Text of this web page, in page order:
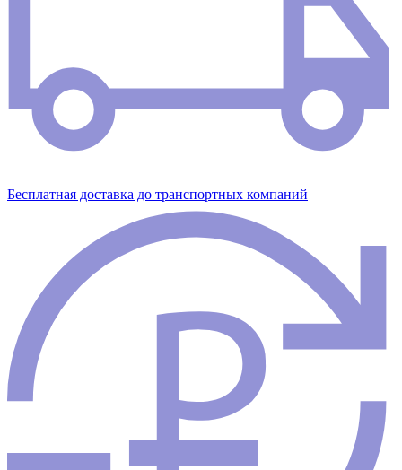
Бесплатная доставка до транспортных компаний